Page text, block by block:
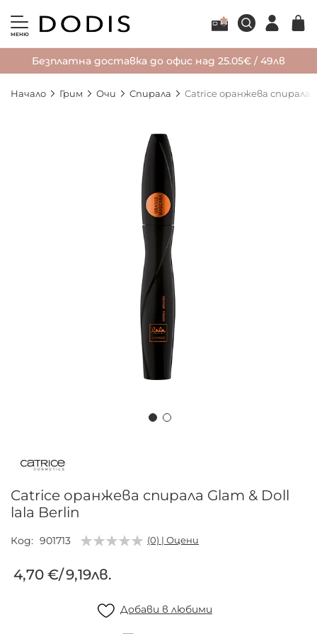
МЕНЮ
Безплатна доставка до офис над 25.05€ / 49лв
Начало Грим Очи Спирала Catrice оранжева спирала
началото
галерия
със
снимки
Catrice оранжева спирала Glam & Doll
lala Berlin
Код 901713 (0) | Оцени
4,70 €/9,19лв.
Добави в любими